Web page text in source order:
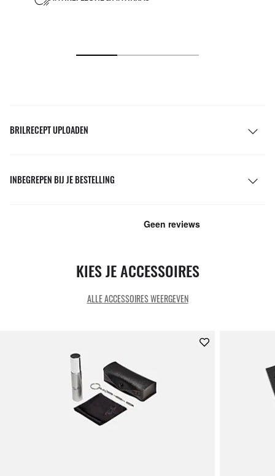
BRILRECEPT UPLOADEN
INBEGREPEN BIJ JE BESTELLING
KIES JE ACCESSOIRES
ALLE ACCESSOIRES WEERGEVEN